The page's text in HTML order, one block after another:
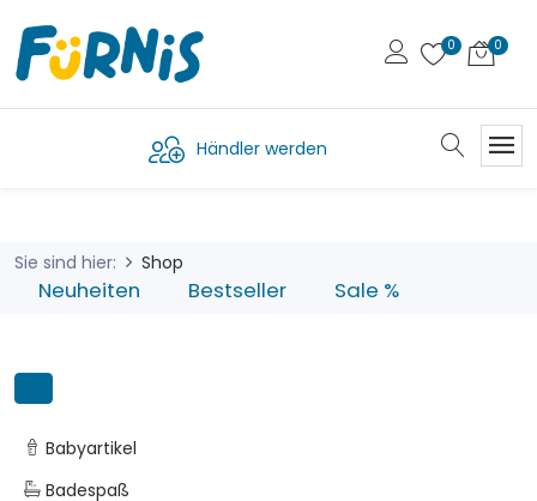
Händler werden
Sie sind hier: Shop
Neuheiten Bestseller Sale %
Babyartikel
Badespaß